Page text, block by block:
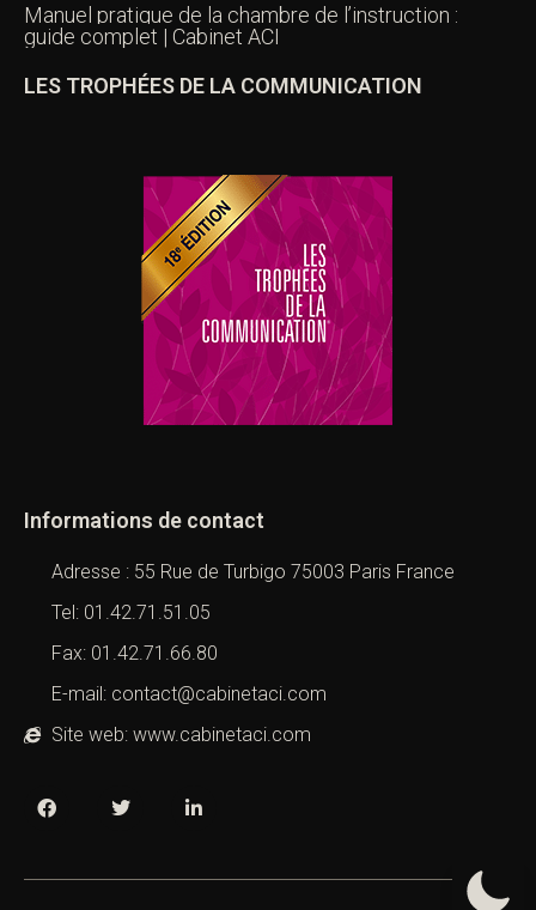
Manuel pratique de la chambre de l’instruction :
guide complet | Cabinet ACI
LES TROPHÉES DE LA COMMUNICATION
Informations de contact
Adresse : 55 Rue de Turbigo 75003 Paris France
Tel: 01.42.71.51.05
Fax: 01.42.71.66.80
E-mail: contact@cabinetaci.com
Site web: www.cabinetaci.com